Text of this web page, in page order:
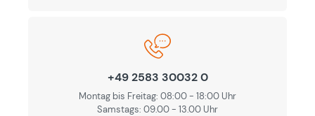
+49 2583 30032 0
Montag bis Freitag: 08:00 - 18:00 Uhr
Samstags: 09.00 - 13.00 Uhr